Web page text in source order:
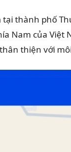
tại thành phố
Nam của Việt
thiện với